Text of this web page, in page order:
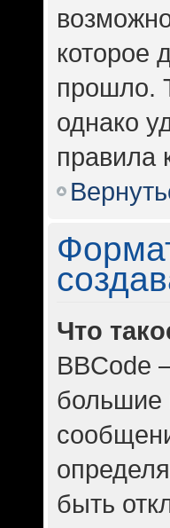
которое
прошло.
однако
правила
Что
BBCode
большие
быть